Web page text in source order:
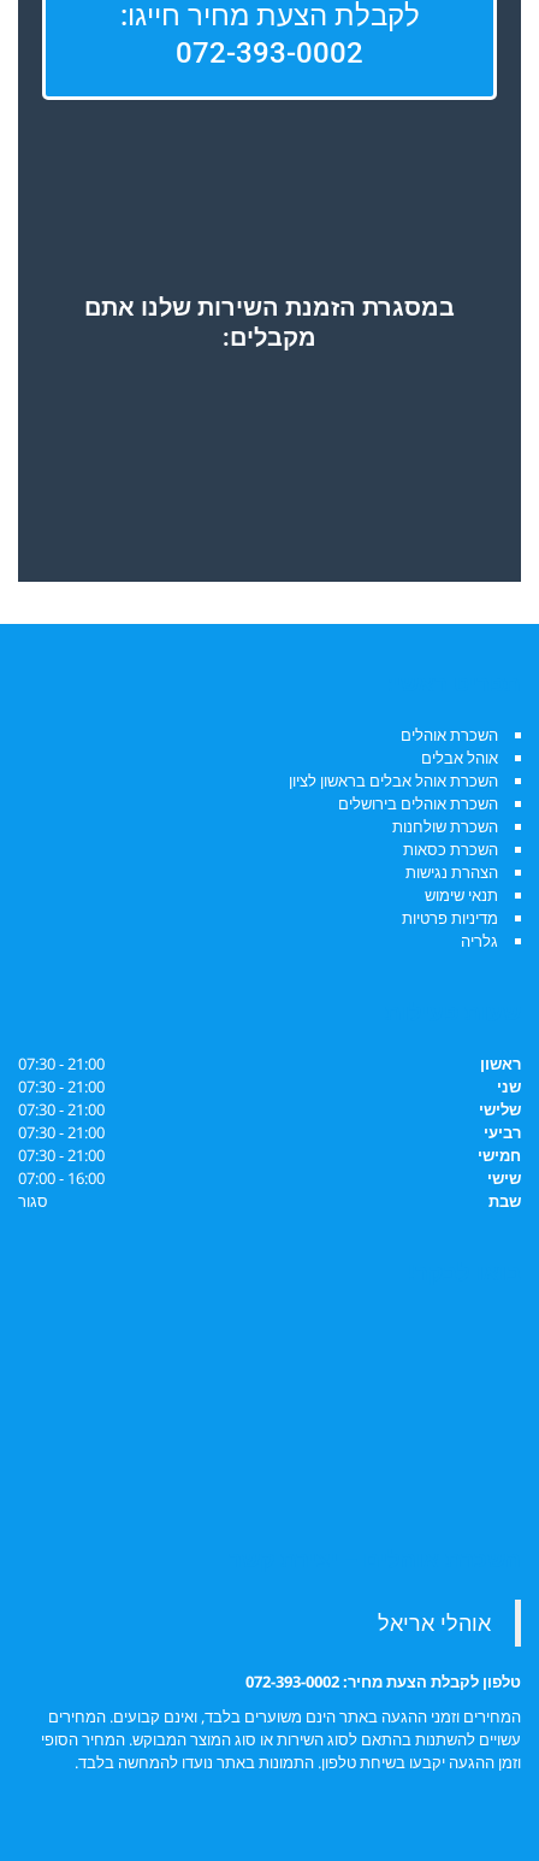
לקבלת הצעת מחיר חייגו:
072-393-0002
במסגרת הזמנת השירות שלנו אתם
מקבלים:
השכרת אוהלים
אוהל אבלים
השכרת אוהל אבלים בראשון לציון
השכרת אוהלים בירושלים
השכרת שולחנות
השכרת כסאות
הצהרת נגישות
תנאי שימוש
מדיניות פרטיות
גלריה
ראשון
21:00 - 07:30
שני
21:00 - 07:30
שלישי
21:00 - 07:30
רביעי
21:00 - 07:30
חמישי
21:00 - 07:30
שישי
16:00 - 07:00
שבת
סגור
טלפון לקבלת הצעת מחיר: 072-393-0002
המחירים וזמני ההגעה באתר הינם משוערים בלבד, ואינם קבועים. המחירים
עשויים להשתנות בהתאם לסוג השירות או סוג המוצר המבוקש. המחיר הסופי
וזמן ההגעה יקבעו בשיחת טלפון. התמונות באתר נועדו להמחשה בלבד.